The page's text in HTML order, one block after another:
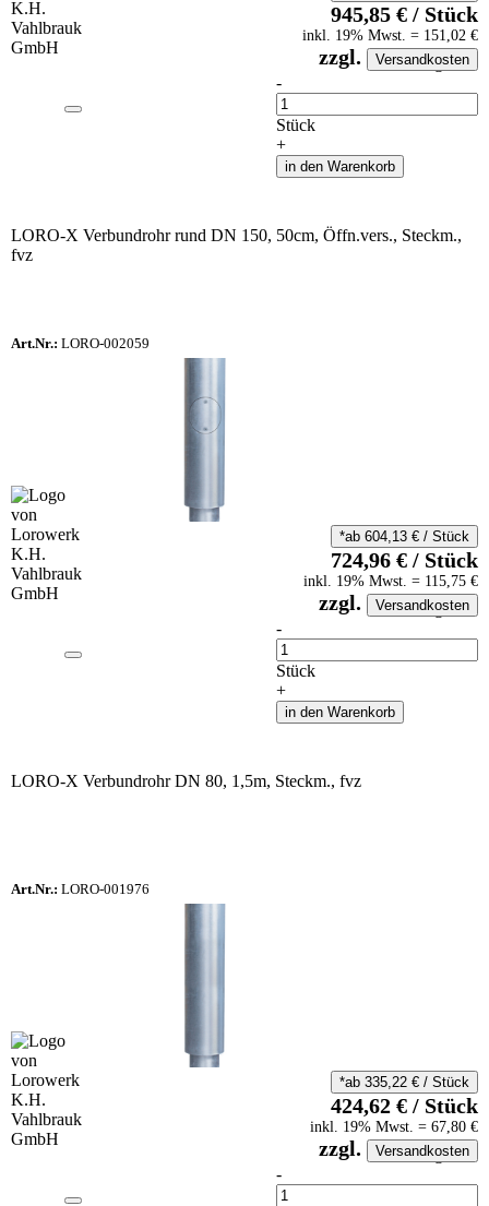
auf Anfrageliste
-
Anzahl
Stück
+
in den Warenkorb
945,85 €/ Stück
inkl. 19% Mwst. = 151,02 €
zzgl. Versandkosten
LORO-X Verbundrohr rund DN 150, 50cm, Öffn.vers., Steckm.,
fvz
Art.Nr.: LORO-002059
auf Anfrageliste
-
Anzahl
Stück
+
in den Warenkorb
*ab 604,13 €/ Stück
724,96 €/ Stück
inkl. 19% Mwst. = 115,75 €
zzgl. Versandkosten
LORO-X Verbundrohr DN 80, 1,5m, Steckm., fvz
Art.Nr.: LORO-001976
auf Anfrageliste
-
Anzahl
*ab 335,22 €/ Stück
424,62 €/ Stück
inkl. 19% Mwst. = 67,80 €
zzgl. Versandkosten